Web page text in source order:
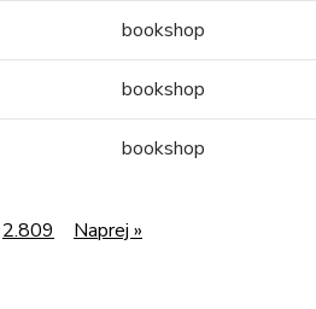
bookshop
bookshop
bookshop
2.809 Naprej »